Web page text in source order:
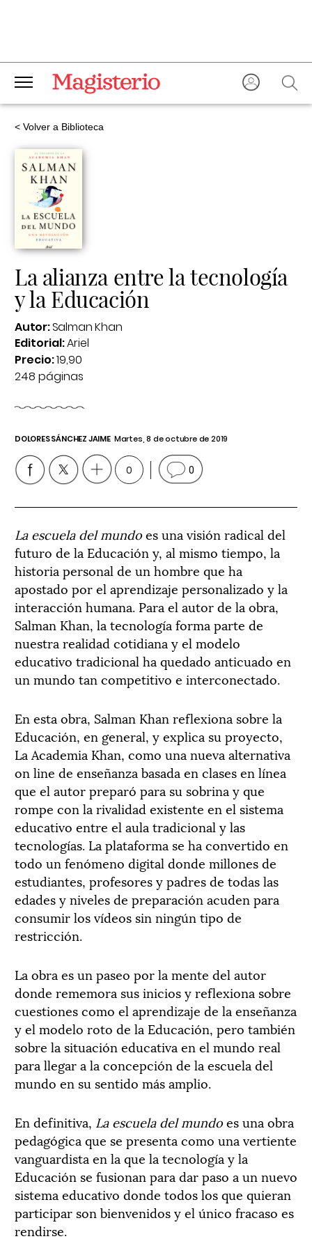
< Volver a Biblioteca
La alianza entre la tecnología
y la Educación
Autor:Salman Khan
Editorial:Ariel
Precio:19,90
248 páginas
DOLORES SÁNCHEZ JAIME Martes, 8 de octubre de 2019
0 0
La escuela del mundoes una visión radical del
futuro de la Educación y, al mismo tiempo, la
historia personal de un hombre que ha
apostado por el aprendizaje personalizado y la
interacción humana. Para el autor de la obra,
Salman Khan, la tecnología forma parte de
nuestra realidad cotidiana y el modelo
educativo tradicional ha quedado anticuado en
un mundo tan competitivo e interconectado.
En esta obra, Salman Khan reflexiona sobre la
Educación, en general, y explica su proyecto,
La Academia Khan, como una nueva alternativa
on line de enseñanza basada en clases en línea
que el autor preparó para su sobrina y que
rompe con la rivalidad existente en el sistema
educativo entre el aula tradicional y las
tecnologías. La plataforma se ha convertido en
todo un fenómeno digital donde millones de
estudiantes, profesores y padres de todas las
edades y niveles de preparación acuden para
consumir los vídeos sin ningún tipo de
restricción.
La obra es un paseo por la mente del autor
donde rememora sus inicios y reflexiona sobre
cuestiones como el aprendizaje de la enseñanza
y el modelo roto de la Educación, pero también
sobre la situación educativa en el mundo real
para llegar a la concepción de la escuela del
mundo en su sentido más amplio.
En definitiva, La escuela del mundoes una obra
pedagógica que se presenta como una vertiente
vanguardista en la que la tecnología y la
Educación se fusionan para dar paso a un nuevo
sistema educativo donde todos los que quieran
participar son bienvenidos y el único fracaso es
rendirse.